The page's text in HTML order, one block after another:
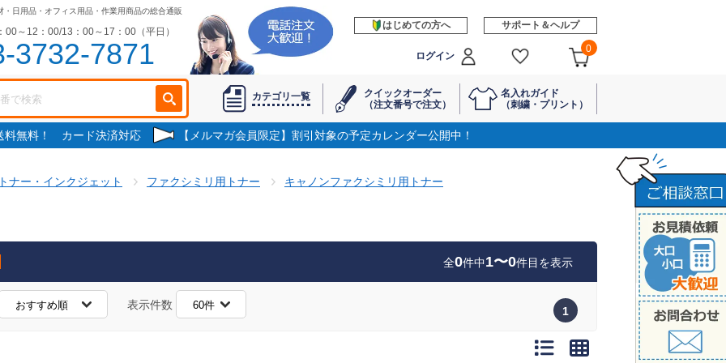
・日用品・オフィス用品・作業用商品の総合通販
00～12：00/13：00～17：00（平日）
3732-7871
はじめての方へ サポート＆ヘルプ
ログイン
0
カテゴリ一覧
クイックオーダー
（注文番号で注文）
名入れガイド
（刺繍・プリント）
料無料！ カード決済対応 【メルマガ会員限定】割引対象の予定カレンダー公開中！
ナー・インクジェット ファクシミリ用トナー キャノンファクシミリ用トナー
全0件中1〜0件目を表示
表示件数 1